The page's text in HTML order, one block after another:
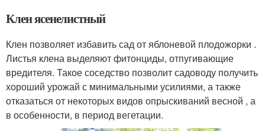
Клен ясенелистный
Клен позволяет избавить сад от яблоневой плодожорки .
Листья клена выделяют фитонциды, отпугивающие
вредителя. Такое соседство позволит садоводу получить
хороший урожай с минимальными усилиями, а также
отказаться от некоторых видов опрыскиваний весной , а
в особенности, в период вегетации.